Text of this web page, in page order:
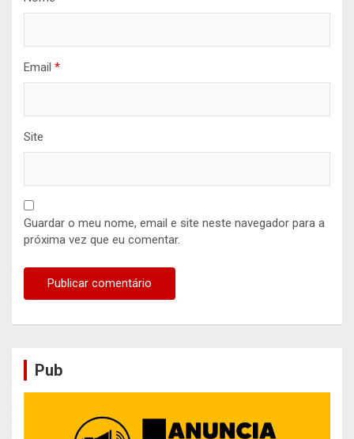
Email *
Site
Guardar o meu nome, email e site neste navegador para a
próxima vez que eu comentar.
Pub